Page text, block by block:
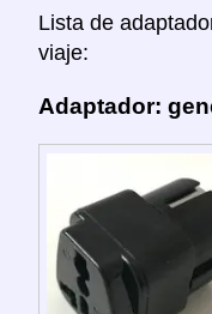
Lista de
viaje:
Adaptador: